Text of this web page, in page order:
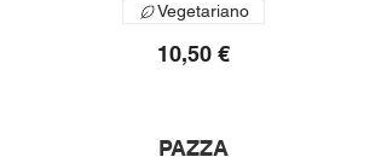
10,50 €
Vegetariano
PAZZA